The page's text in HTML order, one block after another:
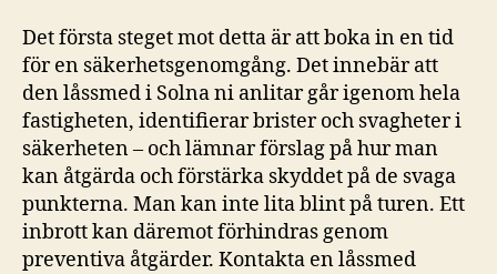
Det första steget mot detta är att boka in en tid
för en säkerhetsgenomgång. Det innebär att
den låssmed i Solna ni anlitar går igenom hela
fastigheten, identifierar brister och svagheter i
säkerheten – och lämnar förslag på hur man
kan åtgärda och förstärka skyddet på de svaga
punkterna. Man kan inte lita blint på turen. Ett
inbrott kan däremot förhindras genom
preventiva åtgärder. Kontakta en låssmed